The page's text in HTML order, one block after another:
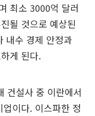
최소 3000억 달러
될 것으로 예상된
내수 경제 안정과
게 된다.
건설사 중 이란에서
이다. 이스파한 정